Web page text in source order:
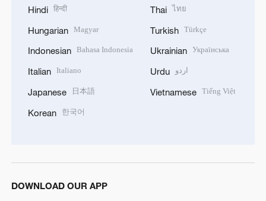
Hindi हिन्दी
Hungarian Magyar
Indonesian Bahasa Indonesia
Italian Italiano
Japanese 日本語
Korean 한국어
Thai ไทย
Turkish Türkçe
Ukrainian Українська
Urdu اردو
Vietnamese Tiếng Việt
DOWNLOAD OUR APP